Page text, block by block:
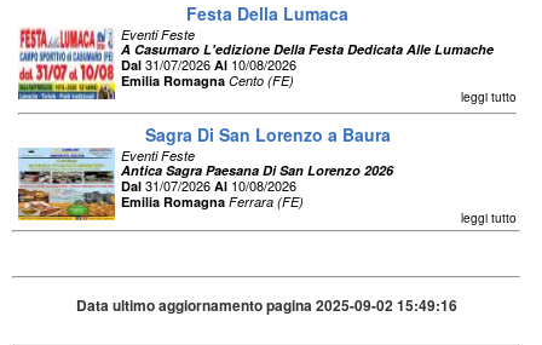
Festa Della Lumaca
Eventi Feste
A Casumaro L'edizione Della Festa Dedicata Alle Lumache
Dal 31/07/2026 Al 10/08/2026
Emilia Romagna Cento (FE)
leggi tutto
Sagra Di San Lorenzo a Baura
Eventi Feste
Antica Sagra Paesana Di San Lorenzo 2026
Dal 31/07/2026 Al 10/08/2026
Emilia Romagna Ferrara (FE)
leggi tutto
Data ultimo aggiornamento pagina 2025-09-02 15:49:16